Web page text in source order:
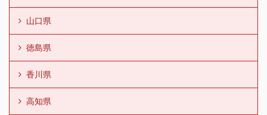
山口県
徳島県
香川県
高知県